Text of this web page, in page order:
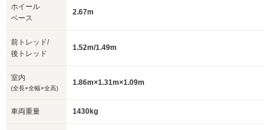
ホイール
ベース
2.67m
前トレッド/
後トレッド
1.52m/1.49m
室内
(全長×全幅×全高)
1.86m×1.31m×1.09m
車両重量 1430kg